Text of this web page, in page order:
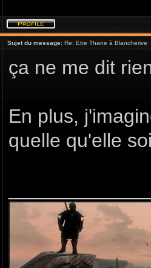
Sujet du message: Re: Etre Thane à Blancherive
ça ne me dit
En plus,
quelle qu'elle